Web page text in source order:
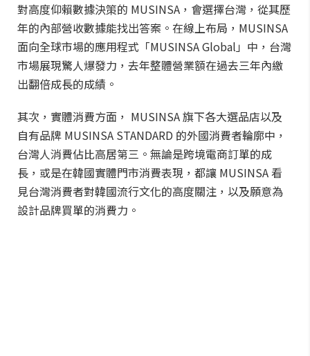
對高度仰賴數據決策的 MUSINSA，會選擇台灣，從其歷
年的內部營收數據能找出答案。在線上布局，MUSINSA
面向全球市場的應用程式「MUSINSA Global」中，台灣
市場展現驚人爆發力，去年整體營業額在過去三年內繳
出翻倍成長的成績。
其次，實體消費方面， MUSINSA 旗下各大選品店以及
自有品牌 MUSINSA STANDARD 的外國消費者輪廓中，
台灣人消費佔比高居第三。無論是跨境電商訂單的成
長，或是在韓國實體門市消費表現，都讓 MUSINSA 看
見台灣消費者對韓國流行文化的高度關注，以及願意為
設計品牌買單的消費力。